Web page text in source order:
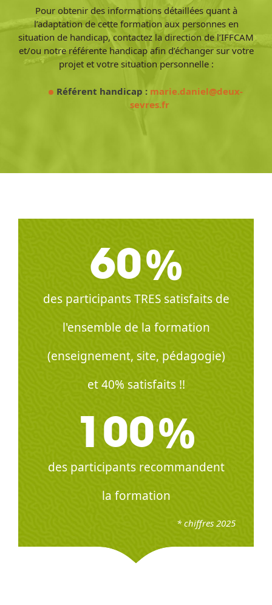
Pour obtenir des informations détaillées quant à
l’adaptation de cette formation aux personnes en
situation de handicap, contactez la direction de l’IFFCAM
et/ou notre référente handicap afin d’échanger sur votre
projet et votre situation personnelle :
Référent handicap : marie.daniel@deux-
sevres.fr
60%
des participants TRES satisfaits de
l'ensemble de la formation
(enseignement, site, pédagogie)
et 40% satisfaits !!
100%
des participants recommandent
la formation
* chiffres 2025